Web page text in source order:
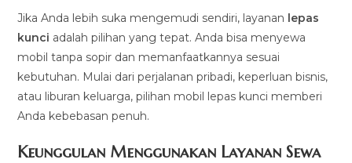
Jika Anda lebih suka mengemudi sendiri, layanan lepas
kunci adalah pilihan yang tepat. Anda bisa menyewa
mobil tanpa sopir dan memanfaatkannya sesuai
kebutuhan. Mulai dari perjalanan pribadi, keperluan bisnis,
atau liburan keluarga, pilihan mobil lepas kunci memberi
Anda kebebasan penuh.
Keunggulan Menggunakan Layanan Sewa